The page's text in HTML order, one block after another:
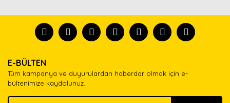
tanısın.
formunu kullanarak tarafımıza iletebilirsiniz.
Görüş ve önerileriniz için teşekkür ederiz.
Ürün açıklamasında eksik bilgiler bulunuyor.
Ürün bilgilerinde hatalar bulunuyor.
Ürün fiyatı diğer sitelerden daha pahalı.
E-BÜLTEN
Tüm kampanya ve duyurulardan haberdar olmak için e-
bültenimize kaydolunuz.